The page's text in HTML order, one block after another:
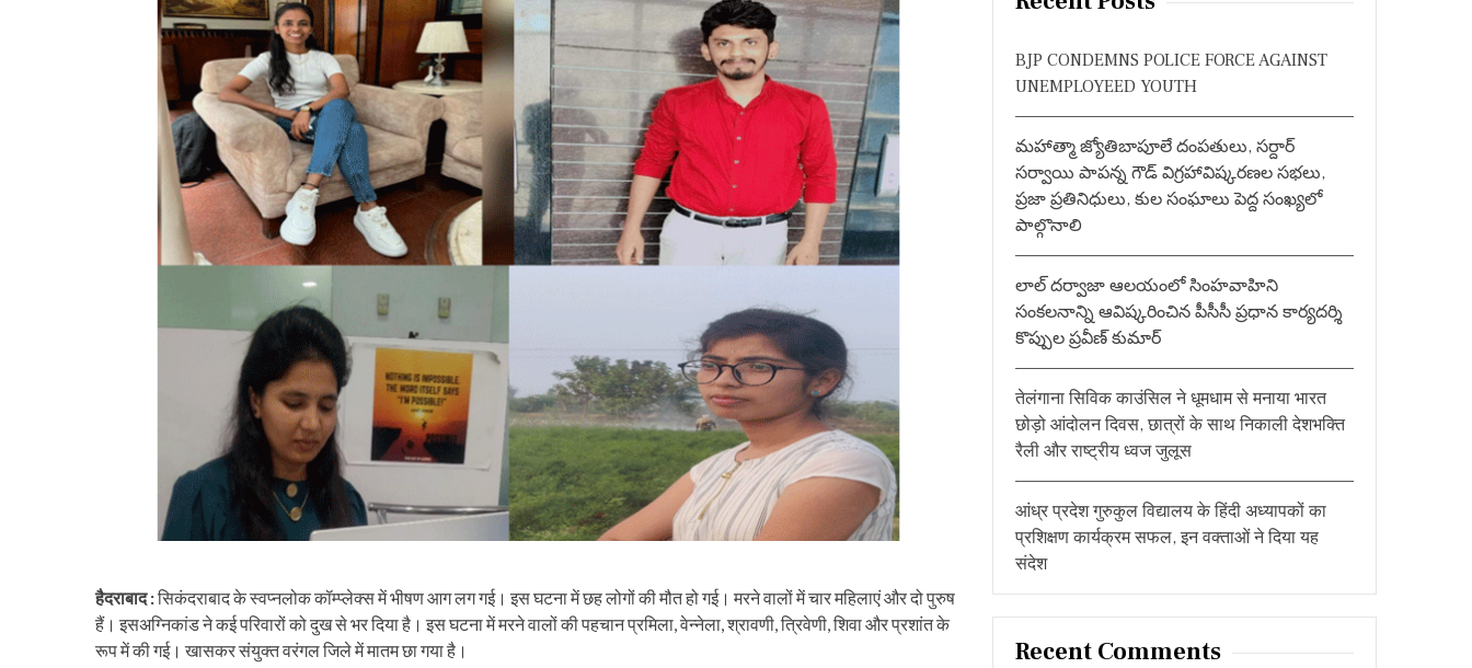
हैदराबाद :सिकंदराबाद के स्वप्नलोक कॉम्प्लेक्स में भीषण आग लग गई। इस घटना में छह लोगों की मौत हो गई। मरने वालों में चार महिलाएं और दो पुरुष
हैं। इसअग्निकांड ने कई परिवारों को दुख से भर दिया है। इस घटना में मरने वालों की पहचान प्रमिला, वेन्नेला, श्रावणी, त्रिवेणी, शिवा और प्रशांत के
रूप में की गई। खासकर संयुक्त वरंगल जिले में मातम छा गया है।
BJP CONDEMNS POLICE FORCE AGAINST
UNEMPLOYEED YOUTH
మహాత్మా జ్యోతిబాపూలే దంపతులు, సర్దార్
సర్వాయి పాపన్న గౌడ్ విగ్రహావిష్కరణల సభలు,
ప్రజా ప్రతినిధులు, కుల సంఘాలు పెద్ద సంఖ్యలో
పాల్గొనాలి
లాల్ దర్వాజా ఆలయంలో సింహవాహిని
సంకలనాన్ని ఆవిష్కరించిన పీసీసీ ప్రధాన కార్యదర్శి
కొప్పుల ప్రవీణ్ కుమార్
तेलंगाना सिविक काउंसिल ने धूमधाम से मनाया भारत
छोड़ो आंदोलन दिवस, छात्रों के साथ निकाली देशभक्ति
रैली और राष्ट्रीय ध्वज जुलूस
आंध्र प्रदेश गुरुकुल विद्यालय के हिंदी अध्यापकों का
प्रशिक्षण कार्यक्रम सफल, इन वक्ताओं ने दिया यह
संदेश
Recent Comments